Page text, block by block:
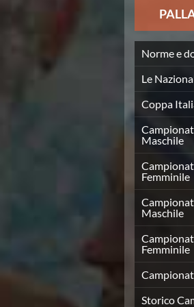
News
Europei a modo
Nuoto
Eventi attività
Calendario
Norme e
Risultati e
Graduatorie
Graduatorie Stagione
Azzurri
Records
News
Flash News
Pallanuoto
Norme e
Le Nazionali
Coppa Italia
Campionato A1
Campionato A1
Norme e
Le
Coppa
Maschile
Femminile
Maschile
Femminile
Storico